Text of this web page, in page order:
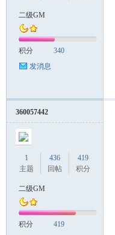
二级GM
积分
340
发消息
360057442
1
主题
436
回帖
419
积分
二级GM
积分
419